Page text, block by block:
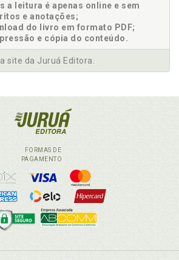
a leitura é apenas online e sem
e anotações;
do livro em formato PDF;
e cópia do conteúdo.
site da Juruá Editora.
FORMAS DE
PAGAMENTO